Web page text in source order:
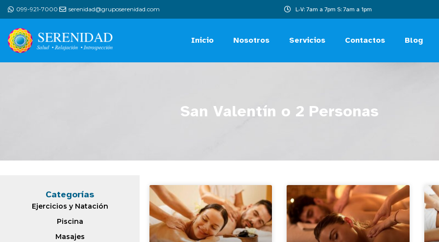
099-921-7000 serenidad@gruposerenidad.com L-V: 7am a 7pm S: 7am a 1pm
Inicio Nosotros Servicios Contactos Blog
San Valentín o 2 Personas
Categorías
Ejercicios y Natación
Piscina
Masajes